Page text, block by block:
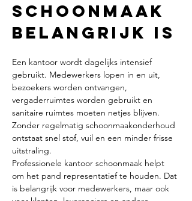
schoonmaak
belangrijk is
Een kantoor wordt dagelijks intensief
gebruikt. Medewerkers lopen in en uit,
bezoekers worden ontvangen,
vergaderruimtes worden gebruikt en
sanitaire ruimtes moeten netjes blijven.
Zonder regelmatig schoonmaakonderhoud
ontstaat snel stof, vuil en een minder frisse
uitstraling.
Professionele kantoor schoonmaak helpt
om het pand representatief te houden. Dat
is belangrijk voor medewerkers, maar ook